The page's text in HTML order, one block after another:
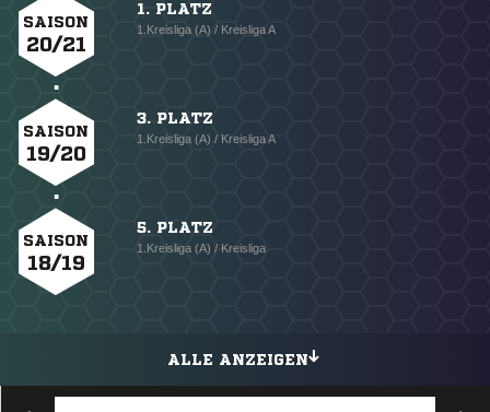
SAISON
20/21
1. PLATZ
1.Kreisliga (A) / Kreisliga A
SAISON
19/20
3. PLATZ
1.Kreisliga (A) / Kreisliga A
SAISON
18/19
5. PLATZ
1.Kreisliga (A) / Kreisliga
ALLE ANZEIGEN